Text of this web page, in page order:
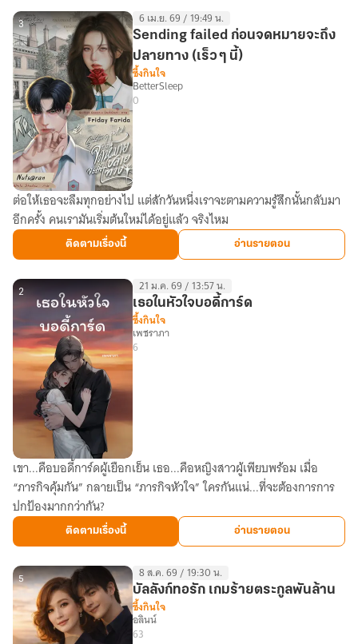
"ชายา
แม่ทัพ
หยาม
ไม่
ได้"
Sending
failed
ก่อน
จดหมาย
จะ
ถึง
ทาง
(เร็ว
นี้)
3 6 เม.ย. 69 / 19:49 น.
Sending failed ก่อนจดหมายจะถึง
ปลายทาง (เร็ว ๆ นี้)
ซึ้งกินใจ
BetterSleep
0
ต่อให้เธอจะลืมทุกอย่างไป แต่สักวันหนึ่งเราจะตามความรู้สึกนั้นกลับมา
อีกครั้ง คนเรามันเริ่มต้นใหม่ได้อยู่แล้ว จริงไหม
ติดตามเรื่องนี้ อ่านรายตอน
เธอ
ใน
หัวใจ
บอดี้
การ์ด
2 21 ม.ค. 69 / 13:57 น.
เธอในหัวใจบอดี้การ์ด
ซึ้งกินใจ
เพชราภา
6
เขา...คือบอดี้การ์ดผู้เยือกเย็น เธอ...คือหญิงสาวผู้เพียบพร้อม เมื่อ
“ภารกิจคุ้มกัน” กลายเป็น “ภารกิจหัวใจ” ใครกันแน่...ที่จะต้องการการ
ปกป้องมากกว่ากัน?
ติดตามเรื่องนี้ อ่านรายตอน
5 8 ส.ค. 69 / 19:30 น.
บัลลังก์ทอรัก เกมร้ายตระกูลพันล้าน
ซึ้งกินใจ
อลินน์
63